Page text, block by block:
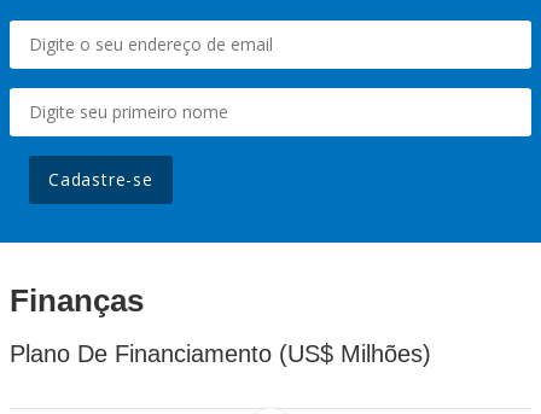
Cadastre-se
Finanças
Plano De Financiamento (US$ Milhões)